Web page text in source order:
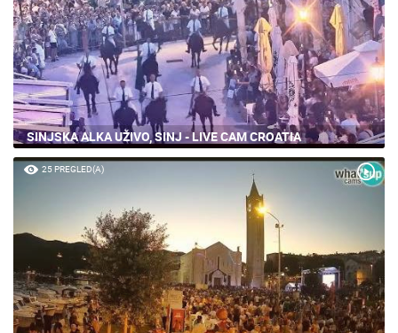
SINJSKA ALKA UŽIVO, SINJ - LIVE CAM CROATIA
25 PREGLED(A)